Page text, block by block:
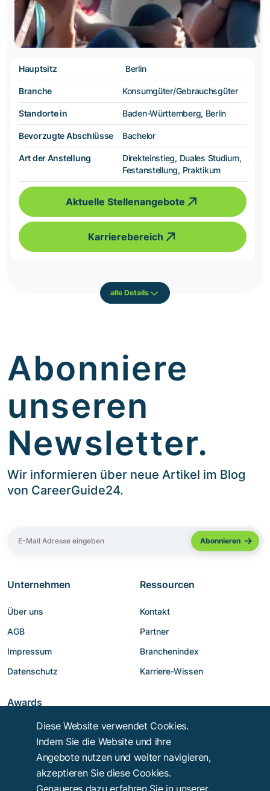
Hauptsitz Berlin
Branche Konsumgüter/Gebrauchsgüter
Standorte in Baden-Württemberg, Berlin
Bevorzugte Abschlüsse Bachelor
Art der Anstellung
Direkteinstieg, Duales Studium,
Festanstellung, Praktikum
Aktuelle Stellenangebote
Karrierebereich
alle Details
Abonniere
unseren
Newsletter.
Wir informieren über neue Artikel im Blog
von CareerGuide24.
Unternehmen
Über uns
AGB
Impressum
Datenschutz
Ressourcen
Kontakt
Partner
Branchenindex
Karriere-Wissen
Awards
Diese Website verwendet Cookies.
Indem Sie die Website und ihre
Angebote nutzen und weiter navigieren,
akzeptieren Sie diese Cookies.
Genaueres dazu erfahren Sie in unserer